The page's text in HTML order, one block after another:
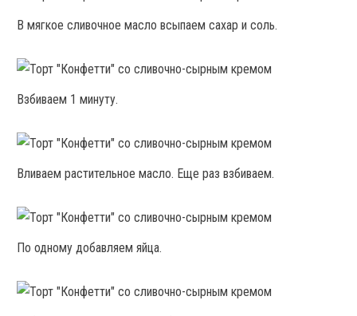
В мягкое сливочное масло всыпаем сахар и соль.
Взбиваем 1 минуту.
Вливаем растительное масло. Еще раз взбиваем.
По одному добавляем яйца.